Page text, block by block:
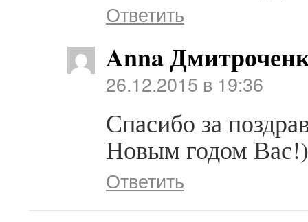
Ответить
Anna
26.12.2015 в 19:36
Спасибо за
Новым годом Вас!)
Ответить